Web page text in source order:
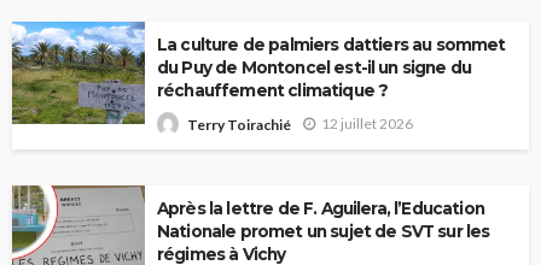
La culture de palmiers dattiers au sommet
du Puy de Montoncel est-il un signe du
réchauffement climatique ?
Terry Toirachié 12 juillet 2026
Après la lettre de F. Aguilera, l’Education
Nationale promet un sujet de SVT sur les
régimes à Vichy